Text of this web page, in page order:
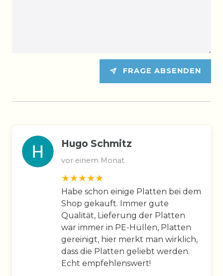
FRAGE ABSENDEN
Hugo Schmitz
vor einem Monat
Habe schon einige Platten bei dem
Shop gekauft. Immer gute
Qualität, Lieferung der Platten
war immer in PE-Hüllen, Platten
gereinigt, hier merkt man wirklich,
dass die Platten geliebt werden.
Echt empfehlenswert!